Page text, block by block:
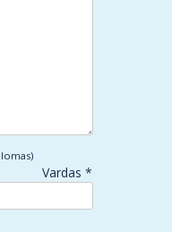
Vardas *